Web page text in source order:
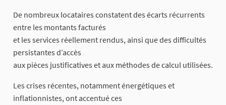
De nombreux locataires constatent des écarts récurrents
entre les montants facturés
et les services réellement rendus, ainsi que des difficultés
persistantes d’accès
aux pièces justificatives et aux méthodes de calcul utilisées.
Les crises récentes, notamment énergétiques et
inflationnistes, ont accentué ces